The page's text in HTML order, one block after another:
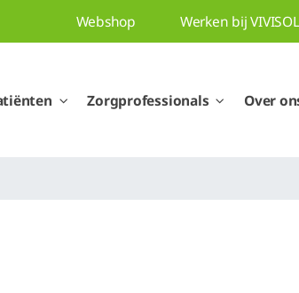
Webshop Werken bij VIVISOL
Zorgprofessionals Over